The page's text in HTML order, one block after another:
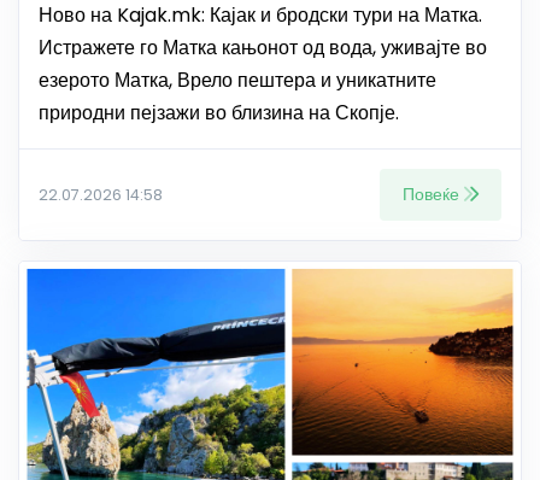
Ново на Kajak.mk: Кајак и бродски тури на Матка.
Истражете го Матка кањонот од вода, уживајте во
езерото Матка, Врело пештера и уникатните
природни пејзажи во близина на Скопје.
22.07.2026 14:58 Повеќе